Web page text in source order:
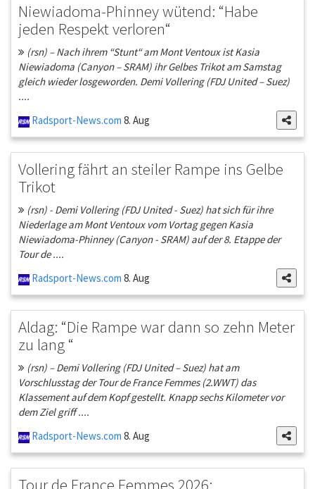
Niewiadoma-Phinney wütend: “Habe
jeden Respekt verloren“
(rsn) – Nach ihrem “Stunt“ am Mont Ventoux ist Kasia
Niewiadoma (Canyon – SRAM) ihr Gelbes Trikot am Samstag
gleich wieder losgeworden. Demi Vollering (FDJ United – Suez)
....
Radsport-News.com 8. Aug
Vollering fährt an steiler Rampe ins Gelbe
Trikot
(rsn) - Demi Vollering (FDJ United - Suez) hat sich für ihre
Niederlage am Mont Ventoux vom Vortag gegen Kasia
Niewiadoma-Phinney (Canyon - SRAM) auf der 8. Etappe der
Tour de ....
Radsport-News.com 8. Aug
Aldag: “Die Rampe war dann so zehn Meter
zu lang “
(rsn) – Demi Vollering (FDJ United – Suez) hat am
Vorschlusstag der Tour de France Femmes (2.WWT) das
Klassement auf dem Kopf gestellt. Knapp sechs Kilometer vor
dem Ziel griff ....
Radsport-News.com 8. Aug
Tour de France Femmes 2026: